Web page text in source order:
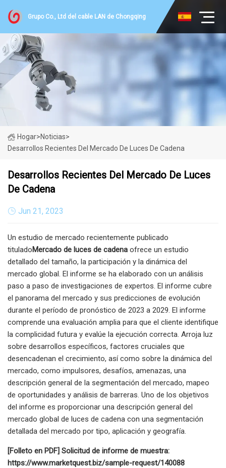
Grupo Co., Ltd del cable LAN de Chongqing
Hogar>Noticias>
Desarrollos Recientes Del Mercado De Luces De Cadena
Desarrollos Recientes Del Mercado De Luces
De Cadena
Jun 21, 2023
Un estudio de mercado recientemente publicado
tituladoMercado de luces de cadena ofrece un estudio
detallado del tamaño, la participación y la dinámica del
mercado global. El informe se ha elaborado con un análisis
paso a paso de investigaciones de expertos. El informe cubre
el panorama del mercado y sus predicciones de evolución
durante el período de pronóstico de 2023 a 2029. El informe
comprende una evaluación amplia para que el cliente identifique
la complicidad futura y evalúe la ejecución correcta. Arroja luz
sobre desarrollos específicos, factores cruciales que
desencadenan el crecimiento, así como sobre la dinámica del
mercado, como impulsores, desafíos, amenazas, una
descripción general de la segmentación del mercado, mapeo
de oportunidades y análisis de barreras. Uno de los objetivos
del informe es proporcionar una descripción general del
mercado global de luces de cadena con una segmentación
detallada del mercado por tipo, aplicación y geografía.
[Folleto en PDF] Solicitud de informe de muestra:
https://www.marketquest.biz/sample-request/140088